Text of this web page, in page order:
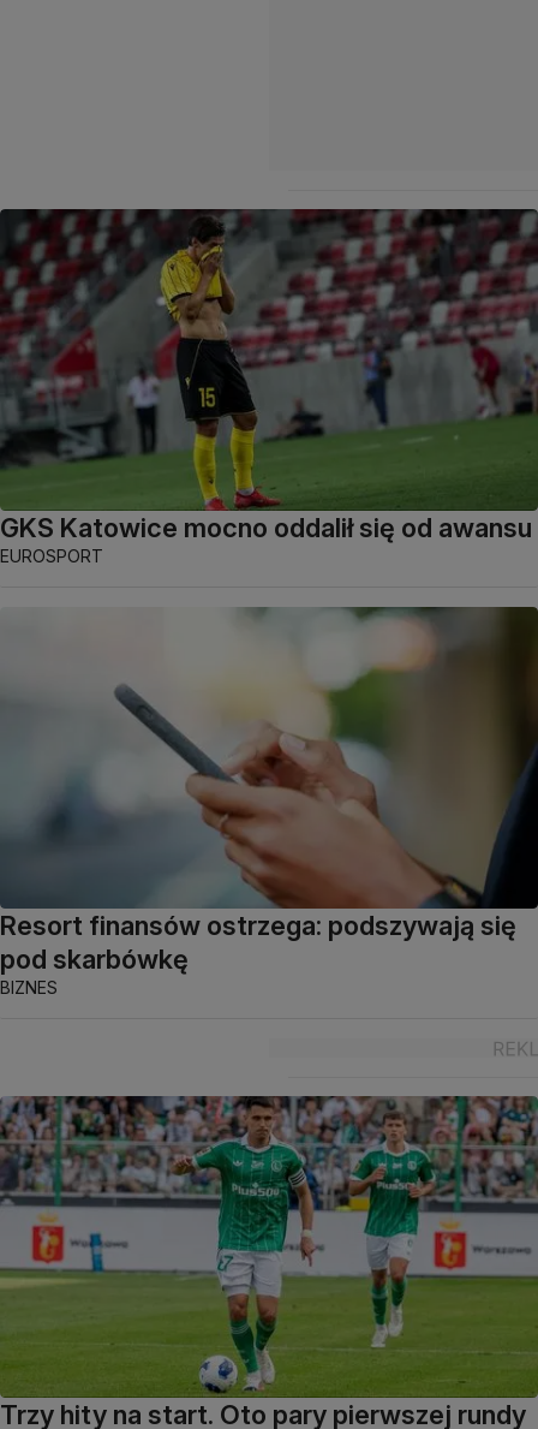
GKS Katowice mocno oddalił się od awansu
EUROSPORT
Resort finansów ostrzega: podszywają się
pod skarbówkę
BIZNES
Trzy hity na start. Oto pary pierwszej rundy